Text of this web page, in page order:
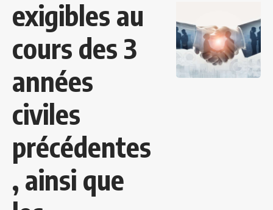
exigibles au
cours des 3
années
civiles
précédentes
, ainsi que